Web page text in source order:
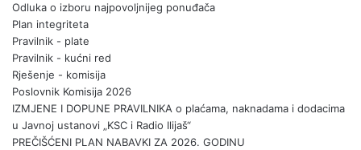
Odluka o izboru najpovoljnijeg ponuđača
Plan integriteta
Pravilnik - plate
Pravilnik - kućni red
Rješenje - komisija
Poslovnik Komisija 2026
IZMJENE I DOPUNE PRAVILNIKA o plaćama, naknadama i dodacima
u Javnoj ustanovi „KSC i Radio Ilijaš“
PREČIŠĆENI PLAN NABAVKI ZA 2026. GODINU